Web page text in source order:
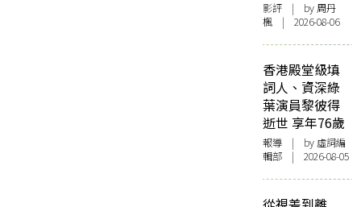
影評 | by周丹
楓 | 2026-08-06
香港殿堂級填
詞人、資深綠
葉演員黎彼得
逝世 享年76歲
報導 | by 虛詞編
輯部 | 2026-08-05